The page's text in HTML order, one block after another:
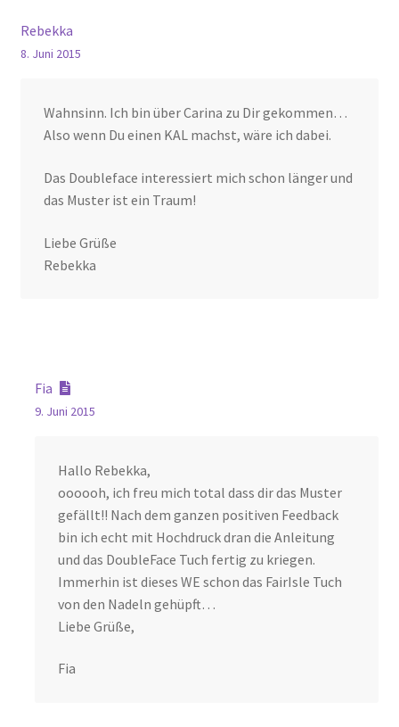
Rebekka
8. Juni 2015
Wahnsinn. Ich bin über Carina zu Dir gekommen…
Also wenn Du einen KAL machst, wäre ich dabei.
Das Doubleface interessiert mich schon länger und
das Muster ist ein Traum!
Liebe Grüße
Rebekka
Fia
9. Juni 2015
Hallo Rebekka,
oooooh, ich freu mich total dass dir das Muster
gefällt!! Nach dem ganzen positiven Feedback
bin ich echt mit Hochdruck dran die Anleitung
und das DoubleFace Tuch fertig zu kriegen.
Immerhin ist dieses WE schon das FairIsle Tuch
von den Nadeln gehüpft…
Liebe Grüße,
Fia